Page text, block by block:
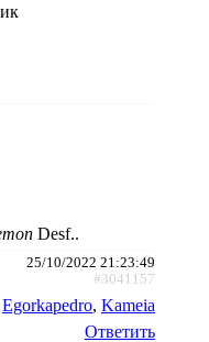
Desf..
25/10/2022 21:23:49
#3041157
Egorkapedro, Kameia
Ответить